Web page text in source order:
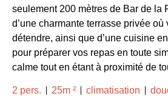
seulement 200 mètres de Bar de la
d’une charmante terrasse privée
détendre, ainsi que d’une cuisine
pour préparer vos repas en toute
calme tout en étant à proximité de
2 pers. 25m ² climatisation